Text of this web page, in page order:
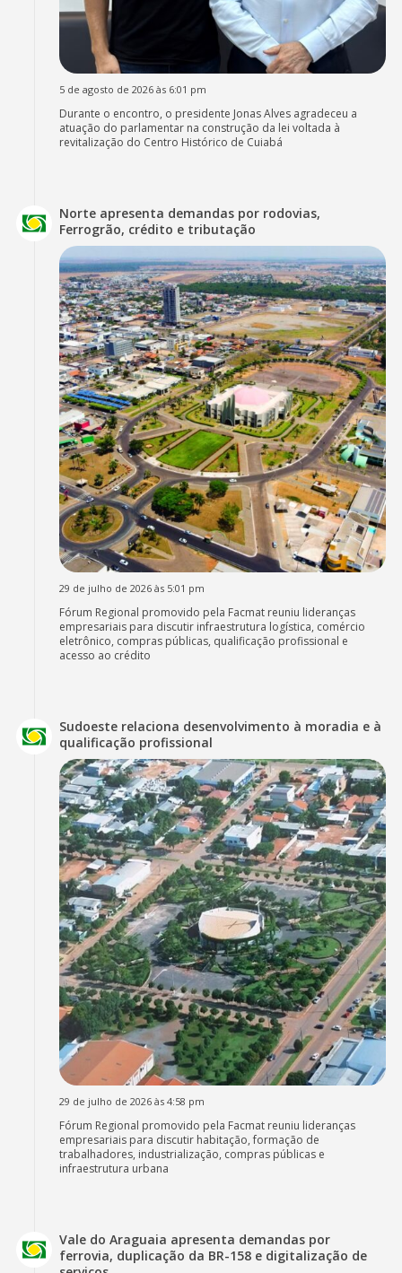
5 de agosto de 2026 às 6:01 pm
Durante o encontro, o presidente Jonas Alves agradeceu a
atuação do parlamentar na construção da lei voltada à
revitalização do Centro Histórico de Cuiabá
Norte apresenta demandas por rodovias,
Ferrogrão, crédito e tributação
29 de julho de 2026 às 5:01 pm
Fórum Regional promovido pela Facmat reuniu lideranças
empresariais para discutir infraestrutura logística, comércio
eletrônico, compras públicas, qualificação profissional e
acesso ao crédito
Sudoeste relaciona desenvolvimento à moradia e à
qualificação profissional
29 de julho de 2026 às 4:58 pm
Fórum Regional promovido pela Facmat reuniu lideranças
empresariais para discutir habitação, formação de
trabalhadores, industrialização, compras públicas e
infraestrutura urbana
Vale do Araguaia apresenta demandas por
ferrovia, duplicação da BR-158 e digitalização de